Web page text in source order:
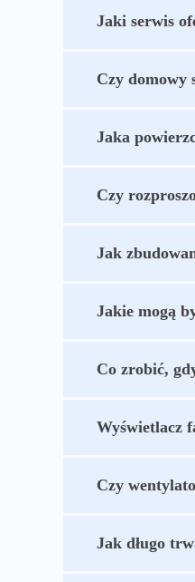
Jaki serwis
Czy domowy
Jaka
Czy
Jak
Jakie mogą
Co zrobić,
Wyświetlacz
Czy
Jak długo